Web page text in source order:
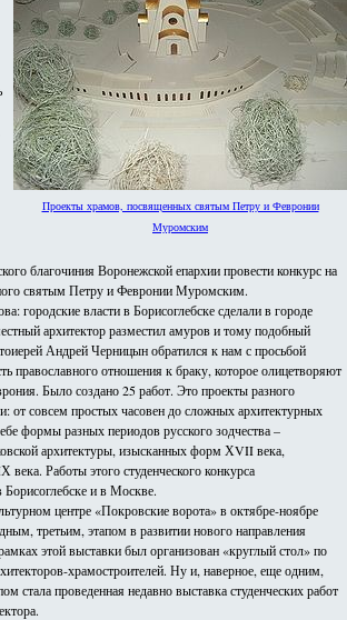
Проекты храмов, посвященных святым Петру и Февронии
Муромским
благочиния Воронежской епархии провести конкурс на
святым Петру и Февронии Муромским.
городские власти в Борисоглебске сделали в городе
архитектор разместил амуров и тому подобный
Андрей Черницын обратился к нам с просьбой
православного отношения к браку, которое олицетворяют
Было создано 25 работ. Это проекты разного
от совсем простых часовен до сложных архитектурных
формы разных периодов русского зодчества –
архитектуры, изысканных форм ХVII века,
века. Работы этого студенческого конкурса
Борисоглебске и в Москве.
центре «Покровские ворота» в октябре-ноябре
третьим, этапом в развитии нового направления
этой выставки был организован «круглый стол» по
храмостроителей. Ну и, наверное, еще одним,
стала проведенная недавно выставка студенческих работ